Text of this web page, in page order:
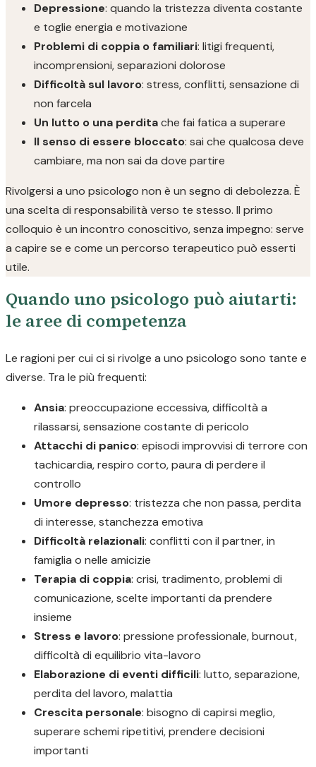
Depressione: quando la tristezza diventa costante
e toglie energia e motivazione
Problemi di coppia o familiari: litigi frequenti,
incomprensioni, separazioni dolorose
Difficoltà sul lavoro: stress, conflitti, sensazione di
non farcela
Un lutto o una perditache fai fatica a superare
Il senso di essere bloccato: sai che qualcosa deve
cambiare, ma non sai da dove partire
Rivolgersi a uno psicologo non è un segno di debolezza. È
una scelta di responsabilità verso te stesso. Il primo
colloquio è un incontro conoscitivo, senza impegno: serve
a capire se e come un percorso terapeutico può esserti
utile.
Quando uno psicologo può aiutarti:
le aree di competenza
Le ragioni per cui ci si rivolge a uno psicologo sono tante e
diverse. Tra le più frequenti:
Ansia: preoccupazione eccessiva, difficoltà a
rilassarsi, sensazione costante di pericolo
Attacchi di panico: episodi improvvisi di terrore con
tachicardia, respiro corto, paura di perdere il
controllo
Umore depresso: tristezza che non passa, perdita
di interesse, stanchezza emotiva
Difficoltà relazionali: conflitti con il partner, in
famiglia o nelle amicizie
Terapia di coppia: crisi, tradimento, problemi di
comunicazione, scelte importanti da prendere
insieme
Stress e lavoro: pressione professionale, burnout,
difficoltà di equilibrio vita-lavoro
Elaborazione di eventi difficili: lutto, separazione,
perdita del lavoro, malattia
Crescita personale: bisogno di capirsi meglio,
superare schemi ripetitivi, prendere decisioni
importanti